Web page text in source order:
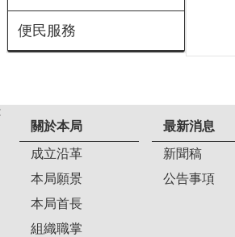
便民服務
關於本局
成立沿革
本局願景
本局首長
組織職掌
最新消息
新聞稿
公告事項